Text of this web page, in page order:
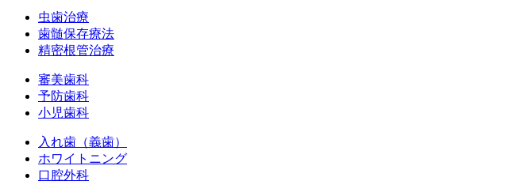
虫歯治療
歯髄保存療法
精密根管治療
審美歯科
予防歯科
小児歯科
入れ歯（義歯）
ホワイトニング
口腔外科